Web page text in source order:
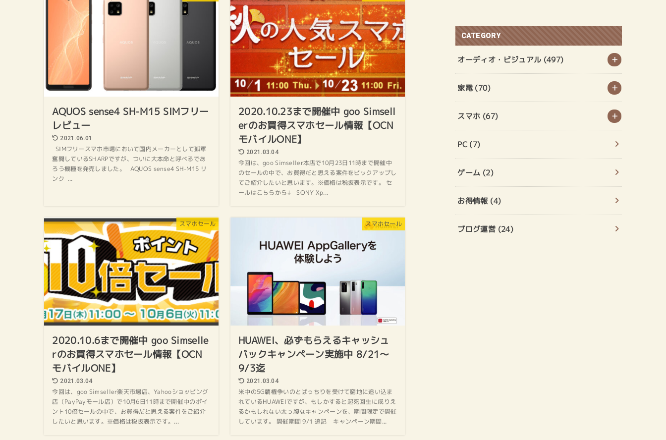
AQUOS sense4 SH-M15 SIMフリー
レビュー
2021.06.01
SIMフリースマホ市場において国内メーカーとして孤軍
奮闘しているSHARPですが、ついに大本命と呼べるであ
ろう機種を発売しました。 AQUOS sense4 SH-M15 リ
ンク ...
2020.10.23まで開催中 goo Simsell
erのお買得スマホセール情報【OCN
モバイルONE】
2021.03.04
今回は、goo Simseller本店で10月23日11時まで開催中
のセールの中で、お買得だと思える案件をピックアップし
てご紹介したいと思います。※価格は税抜表示です。 セ
ールはこちらから↓ SONY Xp...
スマホセール
2020.10.6まで開催中 goo Simselle
rのお買得スマホセール情報【OCN
モバイルONE】
2021.03.04
今回は、goo Simseller楽天市場店、Yahooショッピング
店（PayPayモール店）で10月6日11時まで開催中のポイ
ント10倍セールの中で、お買得だと思える案件をご紹介
したいと思います。※価格は税抜表示です。...
スマホセール
HUAWEI、必ずもらえるキャッシュ
バックキャンペーン実施中 8/21～
9/3迄
2021.03.04
米中の5G覇権争いのとばっちりを受けて窮地に追い込ま
れているHUAWEIですが、もしかすると起死回生に成りえ
るかもしれない太っ腹なキャンペーンを、期間限定で開催
しています。 開催期間 9/1 追記 キャンペーン期間...
CATEGORY
オーディオ・ビジュアル (497)
家電 (70)
スマホ (67)
PC (7)
ゲーム (2)
お得情報 (4)
ブログ運営 (24)